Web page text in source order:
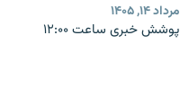
مرداد ۱۴, ۱۴۰۵
پوشش خبری ساعت ۱۲:۰۰